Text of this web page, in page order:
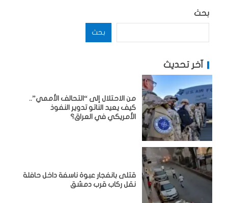
بحث
بحث
آخر تحديث
من الاحتلال إلى “التحالف الأممي”..
كيف يعيد الناتو تدوير النفوذ
الأمريكي في العراق؟
قتلى بانفجار عبوة ناسفة داخل حافلة
نقل ركاب قرب دمشق